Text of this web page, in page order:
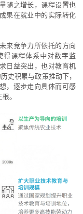
随之增长，课程设置也
果在就业中的实际转化
来竞争力所依托的方向
课程体系中对数字监
日益突出，也对教育机
史积累与政策推动下，
，逐步走向具体而可感
。